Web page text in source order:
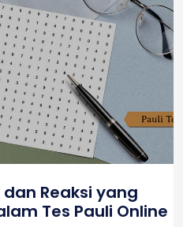
Reaksi yang
Tes Pauli Online